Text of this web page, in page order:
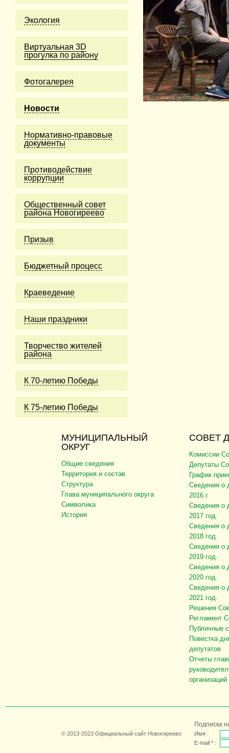
Экология
Виртуальная 3D
прогулка по району
Фотогалерея
Новости
Нормативно-правовые
документы
Противодействие
коррупции
Общественный совет
района Новогиреево
Призыв
Бюджетный процесс
Краеведение
Наши праздники
Творчество жителей
района
К 70-летию Победы
К 75-летию Победы
МУНИЦИПАЛЬНЫЙ
ОКРУГ
Общие сведения
Территория и состав
Структура
Глава муниципального округа
Символика
История
СОВЕТ
Комиссии
Депутаты
График
Сведения о
2016 г.
Сведения о
2017 год.
Сведения о
2018 год.
Сведения о
2019 год.
Сведения о
2020 год.
Сведения о
2021 год.
Решения
Регламент
Публичные
Повестка
депутатов
Отчеты
организаций
© 2013-2023 Официальный сайт Новогиреево
Подписка
Имя :
E-mail * :